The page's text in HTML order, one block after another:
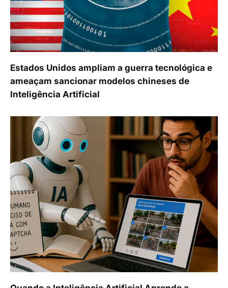
Estados Unidos ampliam a guerra tecnológica e
ameaçam sancionar modelos chineses de
Inteligência Artificial